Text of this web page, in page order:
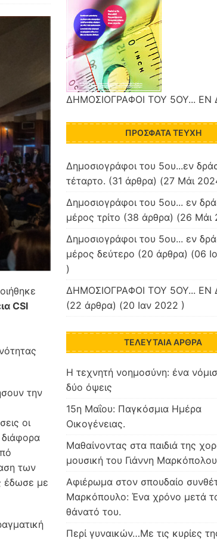
CSI
την
οι
των
έδωσε με
ΔΗΜΟΣΙΟΓΡΑΦΟΙ ΤΟΥ 5ΟΥ... ΕΝ
ΠΡΌΣΦΑΤΑ ΤΕΎΧΗ
Δημοσιογράφοι του 5ου...εν
τέταρτο. (31 άρθρα) (27 Μάι
Δημοσιογράφοι του 5ου... εν
μέρος τρίτο (38 άρθρα) (26 Μάι
Δημοσιογράφοι του 5ου... εν
μέρος δεύτερο (20 άρθρα) (06
)
ΔΗΜΟΣΙΟΓΡΑΦΟΙ ΤΟΥ 5ΟΥ... ΕΝ
(22 άρθρα) (20 Ιαν 2022 )
ΤΕΛΕΥΤΑΊΑ ΆΡΘΡΑ
Η τεχνητή νοημοσύνη: ένα
δύο όψεις
15η Μαΐου: Παγκόσμια Ημέρα
Οικογένειας.
Μαθαίνοντας στα παιδιά της
μουσική του Γιάννη
Αφιέρωμα στον σπουδαίο
Μαρκόπουλο: Ένα χρόνο μετά
θάνατό του.
Περί γυναικών…Με τις κυρίες